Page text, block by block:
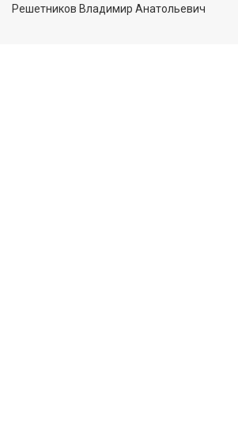
Решетников Владимир Анатольевич